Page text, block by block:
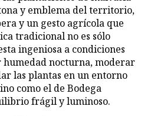
y emblema del territorio,
y un gesto agrícola que
tradicional no es sólo
ingeniosa a condiciones
humedad nocturna, moderar
las plantas en un entorno
como el de Bodega
frágil y luminoso.